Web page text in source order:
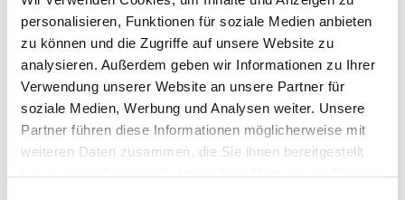
personalisieren, Funktionen für soziale Medien anbieten
zu können und die Zugriffe auf unsere Website zu
analysieren. Außerdem geben wir Informationen zu Ihrer
Verwendung unserer Website an unsere Partner für
soziale Medien, Werbung und Analysen weiter. Unsere
Partner führen diese Informationen möglicherweise mit
weiteren Daten zusammen, die Sie ihnen bereitgestellt
haben oder die sie im Rahmen Ihrer Nutzung der Dienste
Öl- und Gasindustrie
Sichere Temperaturführung für maximale
Sicherheit und Anlagenverfügbarkeit.
Mehr erfahren